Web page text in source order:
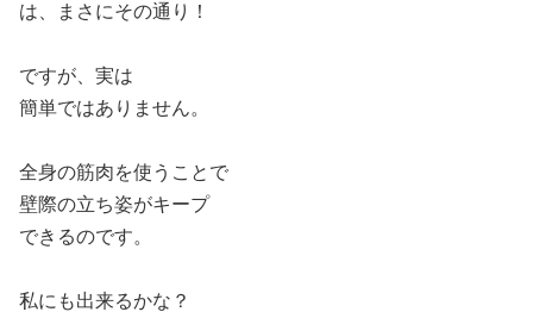
は、まさにその通り！
ですが、実は
簡単ではありません。
全身の筋肉を使うことで
壁際の立ち姿がキープ
できるのです。
私にも出来るかな？